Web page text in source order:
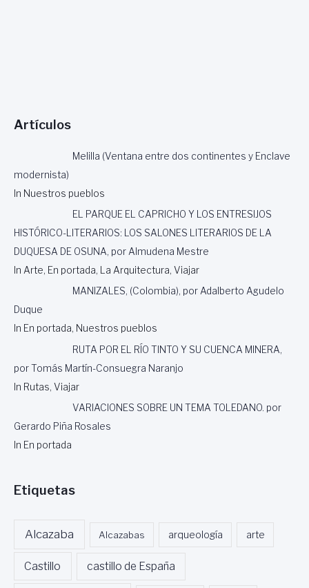
Artículos
Melilla (Ventana entre dos continentes y Enclave
modernista)
In Nuestros pueblos
EL PARQUE EL CAPRICHO Y LOS ENTRESIJOS
HISTÓRICO-LITERARIOS: LOS SALONES LITERARIOS DE LA
DUQUESA DE OSUNA, por Almudena Mestre
In Arte, En portada, La Arquitectura, Viajar
MANIZALES, (Colombia), por Adalberto Agudelo
Duque
In En portada, Nuestros pueblos
RUTA POR EL RÍO TINTO Y SU CUENCA MINERA,
por Tomás Martín-Consuegra Naranjo
In Rutas, Viajar
VARIACIONES SOBRE UN TEMA TOLEDANO. por
Gerardo Piña Rosales
In En portada
Etiquetas
Alcazaba Alcazabas arqueología arte
Castillo castillo de España